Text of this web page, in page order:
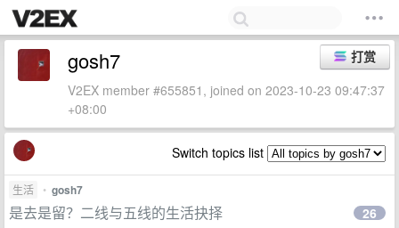
打赏
gosh7
V2EX member #655851, joined on 2023-10-23 09:47:37
+08:00
Switch topics list
生活 • gosh7
是去是留？二线与五线的生活抉择 26